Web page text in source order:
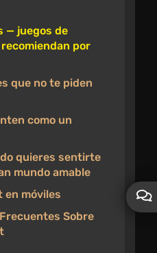
— juegos de
por
que no te piden
como un
quieres sentirte
mundo amable
en móviles
Sobre